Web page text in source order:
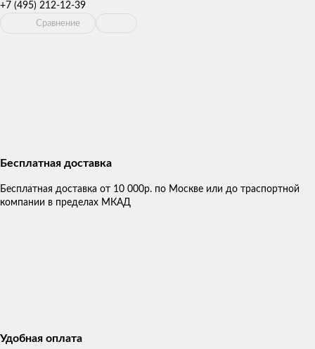
+7 (495) 212-12-39
Сравнение
Бесплатная доставка
Бесплатная доставка от 10 000р. по Москве или до траспортной
компании в пределах МКАД
Удобная оплата